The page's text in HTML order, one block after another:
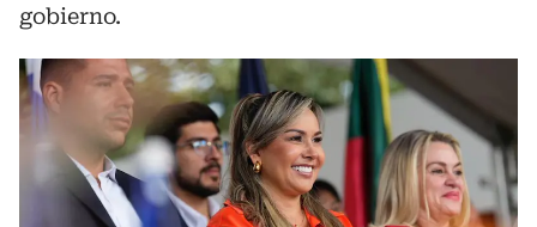
gobierno.